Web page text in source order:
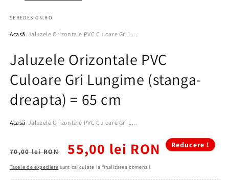
SEREDESIGN.RO
Acasă/ Jaluzele Orizontale PVC Culoare Gri L...
Jaluzele Orizontale PVC
Culoare Gri Lungime (stanga-
dreapta) = 65 cm
Acasă/ Jaluzele Orizontale PVC Culoare Gri L...
Preț
obișnuit
70,00 lei RON
Preț
redus
55,00 lei RON Reducere !
Taxele de expediere sunt calculate la finalizarea comenzii.